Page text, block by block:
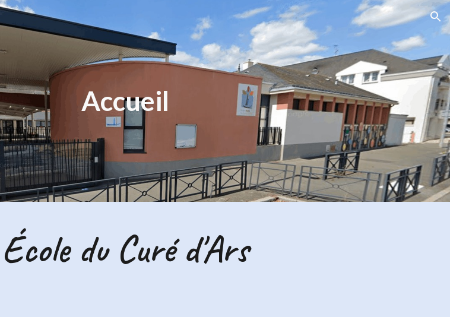
Accueil
École du Curé d'Ars